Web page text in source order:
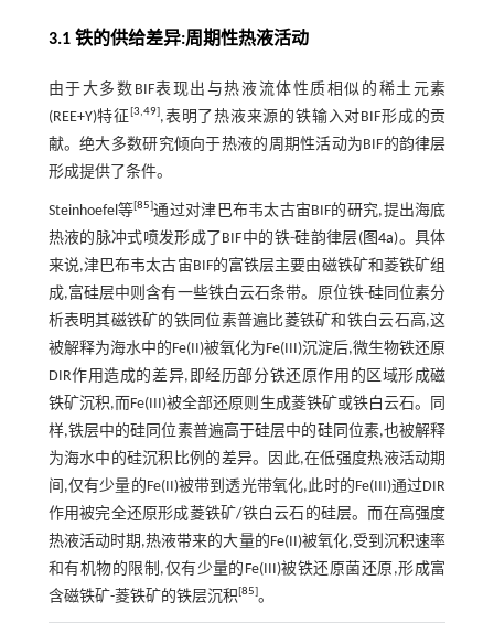
3.1 铁的供给差异:周期性热液活动
由于大多数BIF表现出与热液流体性质相似的稀土元素
(REE+Y)特征 [3,49],表明了热液来源的铁输入对BIF形成的贡
献。绝大多数研究倾向于热液的周期性活动为BIF的韵律层
形成提供了条件。
Steinhoefel等[85]通过对津巴布韦太古宙BIF的研究,提出海底
热液的脉冲式喷发形成了BIF中的铁-硅韵律层(图4a)。具体
来说,津巴布韦太古宙BIF的富铁层主要由磁铁矿和菱铁矿组
成,富硅层中则含有一些铁白云石条带。原位铁-硅同位素分
析表明其磁铁矿的铁同位素普遍比菱铁矿和铁白云石高,这
被解释为海水中的Fe(II)被氧化为Fe(III)沉淀后,微生物铁还原
DIR作用造成的差异,即经历部分铁还原作用的区域形成磁
铁矿沉积,而Fe(III)被全部还原则生成菱铁矿或铁白云石。同
样,铁层中的硅同位素普遍高于硅层中的硅同位素,也被解释
为海水中的硅沉积比例的差异。因此,在低强度热液活动期
间,仅有少量的Fe(II)被带到透光带氧化,此时的Fe(III)通过DIR
作用被完全还原形成菱铁矿/铁白云石的硅层。而在高强度
热液活动时期,热液带来的大量的Fe(II)被氧化,受到沉积速率
和有机物的限制,仅有少量的Fe(III)被铁还原菌还原,形成富
含磁铁矿-菱铁矿的铁层沉积[85]。